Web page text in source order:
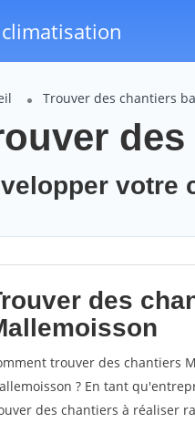
Trouver des chantiers
votre
des
trouver des chantiers
? En tant
des chantiers à réaliser